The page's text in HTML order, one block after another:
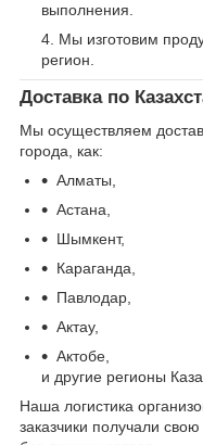
выполнения.
Мы изготовим
регион.
Доставка по
Мы осуществляем
города, как:
Алматы,
Астана,
Шымкент,
Караганда,
Павлодар,
Актау,
Актобе,
и другие регионы
Наша логистика
заказчики получали